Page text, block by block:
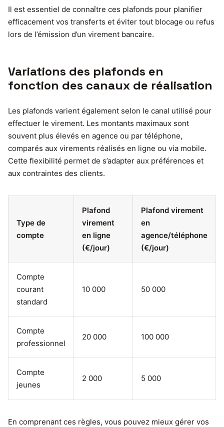
Il est essentiel de connaître ces plafonds pour planifier
efficacement vos transferts et éviter tout blocage ou refus
lors de l’émission d’un virement bancaire.
Variations des plafonds en
fonction des canaux de réalisation
Les plafonds varient également selon le canal utilisé pour
effectuer le virement. Les montants maximaux sont
souvent plus élevés en agence ou par téléphone,
comparés aux virements réalisés en ligne ou via mobile.
Cette flexibilité permet de s’adapter aux préférences et
aux contraintes des clients.
Type de
compte
Plafond
virement
en ligne
(€/jour)
Plafond virement
en
agence/téléphone
(€/jour)
Compte
courant
standard
10 000 50 000
Compte
professionnel
20 000 100 000
Compte
jeunes
2 000 5 000
En comprenant ces règles, vous pouvez mieux gérer vos